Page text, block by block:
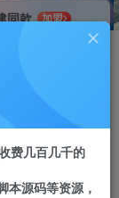
同款
加盟
费几百几千的
本源码等资源，